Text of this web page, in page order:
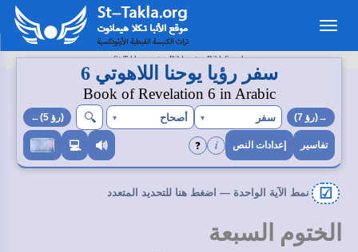
Toggle
navigation
St-Takla.org> Bibles> BibleSearch
تفاسير إعدادات النص i
❓
→(رؤ 7)
سفر رؤيا يوحنا اللاهوتي 6
(رؤ 5)←
Book of Revelation 6 in Arabic
سفر ▾ أصحاح ▾
🔍︎
🔊
💻
☑ نمط الآية الواحدة — اضغط هنا للتحديد المتعدد
الختوم السبعة